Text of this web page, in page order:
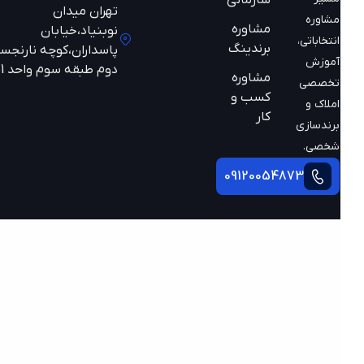
مشاوره
انتخاباتی،
آموزش
تخصصی
املاک و
برندسازی
شخصی.
09120054873
مشاوره
برندینگ
مشاوره
کسب و
تهران میدان
نوبنیاد،خیابان
پاسداران،کوچه نارنجستان
دوم طبقه سوم واحد 301